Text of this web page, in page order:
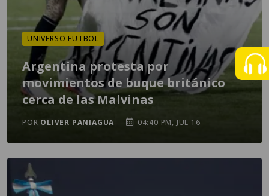
UNIVERSO FUTBOL
Argentina protesta por
movimientos de buque británico
cerca de las Malvinas
POR OLIVER PANIAGUA 04:40 PM, JUL 16